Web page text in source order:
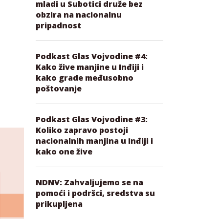
mladi u Subotici druže bez
obzira na nacionalnu
pripadnost
Podkast Glas Vojvodine #4:
Kako žive manjine u Inđiji i
kako grade međusobno
poštovanje
Podkast Glas Vojvodine #3:
Koliko zapravo postoji
nacionalnih manjina u Inđiji i
kako one žive
NDNV: Zahvaljujemo se na
pomoći i podršci, sredstva su
prikupljena